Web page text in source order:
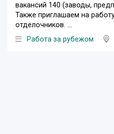
вакансий 140 (заводы,
Также приглашаем на
отделочников. ...
Работа за рубежом